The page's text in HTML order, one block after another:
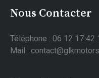
Nous Contacter
Téléphone : 06 12 17 42
Mail :